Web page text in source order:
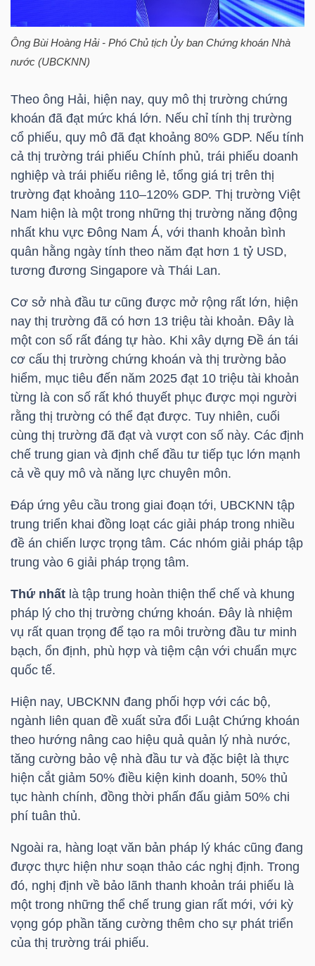
Ông Bùi Hoàng Hải - Phó Chủ tịch Ủy ban Chứng khoán Nhà
nước (UBCKNN)
Theo ông Hải, hiện nay, quy mô thị trường chứng
khoán đã đạt mức khá lớn. Nếu chỉ tính thị trường
cổ phiếu, quy mô đã đạt khoảng 80% GDP. Nếu tính
cả thị trường trái phiếu Chính phủ, trái phiếu doanh
nghiệp và trái phiếu riêng lẻ, tổng giá trị trên thị
trường đạt khoảng 110–120% GDP. Thị trường Việt
Nam hiện là một trong những thị trường năng động
nhất khu vực Đông Nam Á, với thanh khoản bình
quân hằng ngày tính theo năm đạt hơn 1 tỷ USD,
tương đương Singapore và Thái Lan.
Cơ sở nhà đầu tư cũng được mở rộng rất lớn, hiện
nay thị trường đã có hơn 13 triệu tài khoản. Đây là
một con số rất đáng tự hào. Khi xây dựng Đề án tái
cơ cấu thị trường chứng khoán và thị trường bảo
hiểm, mục tiêu đến năm 2025 đạt 10 triệu tài khoản
từng là con số rất khó thuyết phục được mọi người
rằng thị trường có thể đạt được. Tuy nhiên, cuối
cùng thị trường đã đạt và vượt con số này. Các định
chế trung gian và định chế đầu tư tiếp tục lớn mạnh
cả về quy mô và năng lực chuyên môn.
Đáp ứng yêu cầu trong giai đoạn tới, UBCKNN tập
trung triển khai đồng loạt các giải pháp trong nhiều
đề án chiến lược trọng tâm. Các nhóm giải pháp tập
trung vào 6 giải pháp trọng tâm.
Thứ nhất là tập trung hoàn thiện thể chế và khung
pháp lý cho thị trường chứng khoán. Đây là nhiệm
vụ rất quan trọng để tạo ra môi trường đầu tư minh
bạch, ổn định, phù hợp và tiệm cận với chuẩn mực
quốc tế.
Hiện nay, UBCKNN đang phối hợp với các bộ,
ngành liên quan đề xuất sửa đổi Luật Chứng khoán
theo hướng nâng cao hiệu quả quản lý nhà nước,
tăng cường bảo vệ nhà đầu tư và đặc biệt là thực
hiện cắt giảm 50% điều kiện kinh doanh, 50% thủ
tục hành chính, đồng thời phấn đấu giảm 50% chi
phí tuân thủ.
Ngoài ra, hàng loạt văn bản pháp lý khác cũng đang
được thực hiện như soạn thảo các nghị định. Trong
đó, nghị định về bảo lãnh thanh khoản trái phiếu là
một trong những thể chế trung gian rất mới, với kỳ
vọng góp phần tăng cường thêm cho sự phát triển
của thị trường trái phiếu.
THẾ
GIỚI
ĐÔNG
DƯƠNG
TÀI
CHÍNH
CÁ
NHÂN
PHÂN
TÍCH
VIETSTOCKFINANCE
VĨ
DOANH
NGHIỆP
CỔ
PHIẾU
PHÁI
SINH
TRÁI
PHIẾU